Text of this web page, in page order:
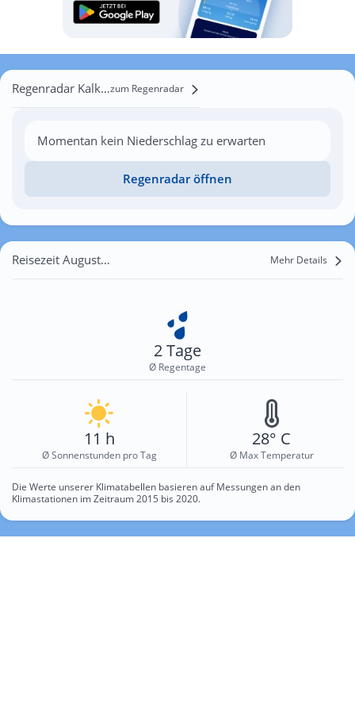
Regenradar Kalkarazum Regenradar
Momentan kein Niederschlag zu erwarten
Regenradar öffnen
Reisezeit August für Kalkara Mehr Details
2 Tage
Ø Regentage
11 h
Ø Sonnenstunden pro Tag
28° C
Ø Max Temperatur
Die Werte unserer Klimatabellen basieren auf Messungen an den
Klimastationen im Zeitraum 2015 bis 2020.